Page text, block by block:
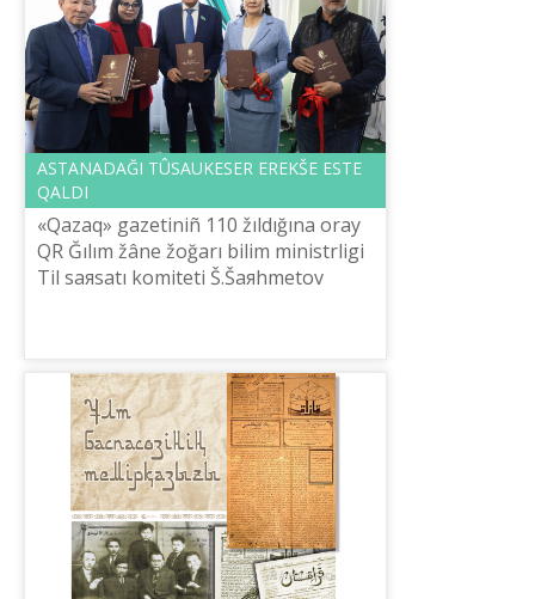
ASTANADAĞI TÛSAUKESER EREKŠE ESTE
QALDI
«Qazaq» gazetіnіñ 110 žıldığına oray
QR Ğılım žâne žoğarı bіlіm ministrlіgі
Tіl saяsatı komitetі Š.Šaяhmetov